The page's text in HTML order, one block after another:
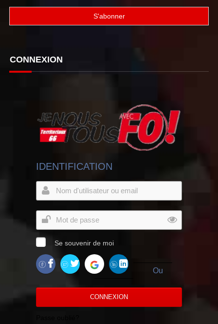
CONNEXION
IDENTIFICATION
Se souvenir de moi
Ou
CONNEXION